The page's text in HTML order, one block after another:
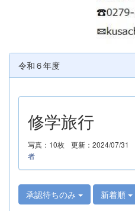
令和６年度
修学旅行
写真：10枚 更新：2024/07/31
者
承認待ちのみ 新着順